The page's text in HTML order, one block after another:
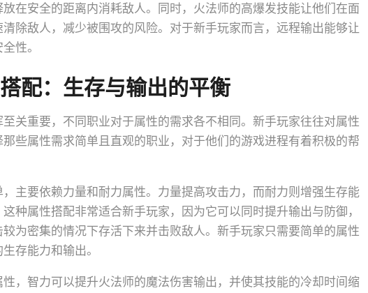
在安全的距离内消耗敌人。同时，火法师的高爆发技能让他们在面
除敌人，减少被围攻的风险。对于新手玩家而言，远程输出能够让
性。
配：生存与输出的平衡
关重要，不同职业对于属性的需求各不相同。新手玩家往往对属性
些属性需求简单且直观的职业，对于他们的游戏进程有着积极的帮
主要依赖力量和耐力属性。力量提高攻击力，而耐力则增强生存能
种属性搭配非常适合新手玩家，因为它可以同时提升输出与防御，
为密集的情况下存活下来并击败敌人。新手玩家只需要简单的属性
存能力和输出。
，智力可以提升火法师的魔法伤害输出，并使其技能的冷却时间缩